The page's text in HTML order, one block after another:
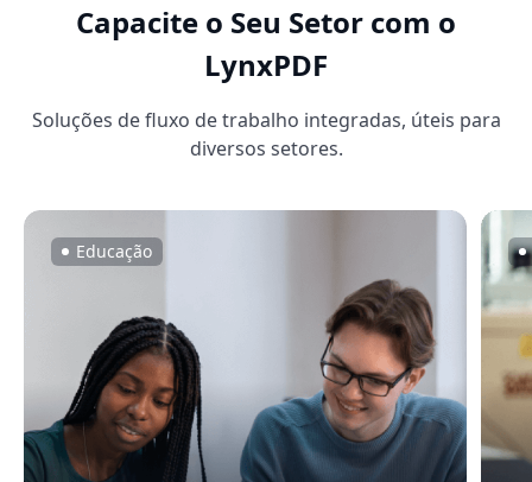
Capacite o Seu Setor com o
LynxPDF
Soluções de fluxo de trabalho integradas, úteis para
diversos setores.
Educação